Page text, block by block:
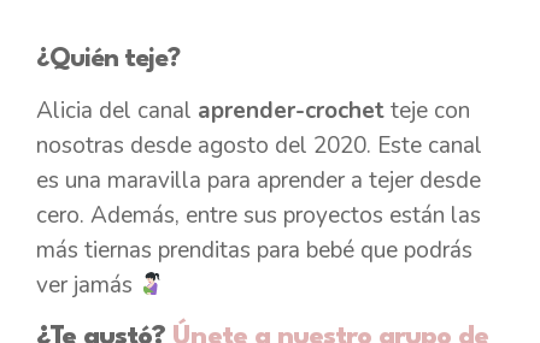
¿Quién teje?
Alicia del canal aprender-crochetteje con
nosotras desde agosto del 2020. Este canal
es una maravilla para aprender a tejer desde
cero. Además, entre sus proyectos están las
más tiernas prenditas para bebé que podrás
ver jamás
¿Te gustó? Únete a nuestro grupo de